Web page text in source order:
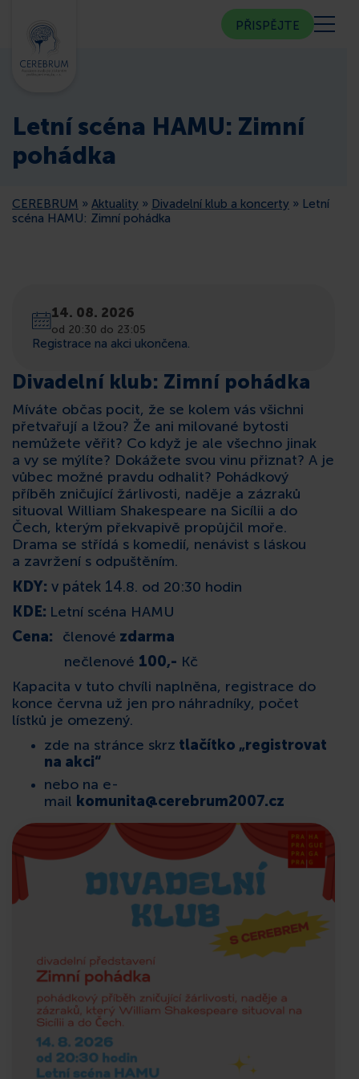
KOMUNITNÍ CENTRUM
CEREBRUM V MÉDIÍCH
KONTAKT
PŘISPĚJTE
Letní scéna HAMU: Zimní
pohádka
CEREBRUM » Aktuality » Divadelní klub a koncerty » Letní
scéna HAMU: Zimní pohádka
14. 08. 2026
od 20:30 do 23:05
Registrace na akci ukončena.
Divadelní klub: Zimní pohádka
Míváte občas pocit, že se kolem vás všichni
přetvařují a lžou? Že ani milované bytosti
nemůžete věřit? Co když je ale všechno jinak
a vy se mýlíte? Dokážete svou vinu přiznat? A je
vůbec možné pravdu odhalit? Pohádkový
příběh zničující žárlivosti, naděje a zázraků
situoval William Shakespeare na Sicílii a do
Čech, kterým překvapivě propůjčil moře.
Drama se střídá s komedií, nenávist s láskou
a zavržení s odpuštěním.
KDY: v pátek 14.8. od 20:30 hodin
KDE: Letní scéna HAMU
Cena: členové zdarma
nečlenové 100,- Kč
Kapacita v tuto chvíli naplněna, registrace do
konce června už jen pro náhradníky, počet
lístků je omezený.
zde na stránce skrz tlačítko „registrovat
na akci“
nebo na e-
mail komunita@cerebrum2007.cz